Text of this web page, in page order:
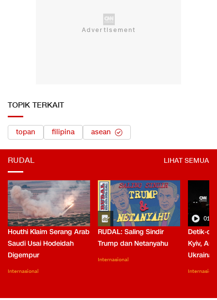
TOPIK TERKAIT
topan filipina asean
RUDAL LIHAT SEMUA
Houthi Klaim Serang Arab
Saudi Usai Hodeidah
Digempur
Internasional
RUDAL: Saling Sindir
Trump dan Netanyahu
Internasional
Detik-
Kyiv,
Ukraina